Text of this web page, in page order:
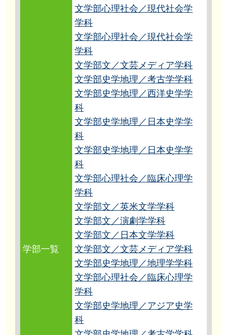
学部一覧
文学部心理社会／現代社会学
学科
文学部心理社会／現代社会学
学科
文学部文／文芸メディア学科
文学部史学地理／考古学学科
文学部史学地理／西洋史学学
科
文学部史学地理／日本史学学
科
文学部史学地理／日本史学学
科
文学部心理社会／臨床心理学
学科
文学部文／英米文学学科
文学部文／演劇学学科
文学部文／日本文学学科
文学部文／文芸メディア学科
文学部史学地理／地理学学科
文学部心理社会／臨床心理学
学科
文学部史学地理／アジア史学
科